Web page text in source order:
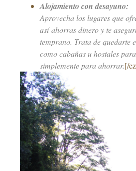
Alojamiento con desayuno:
Aprovecha los lugares que
así ahorras dinero y te
temprano. Trata de quedarte
como cabañas u hostales
simplemente para ahorrar.[/